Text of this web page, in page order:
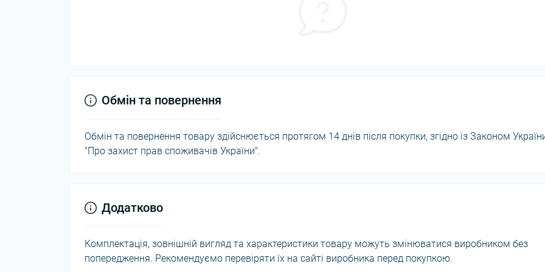
Обмін та повернення
Обмін та повернення товару здійснюється протягом 14 днів після покупки, згідно із Законом
"Про захист прав споживачів України".
Додатково
Комплектація, зовнішній вигляд та характеристики товару можуть змінюватися виробником без
попередження. Рекомендуємо перевіряти їх на сайті виробника перед покупкою.